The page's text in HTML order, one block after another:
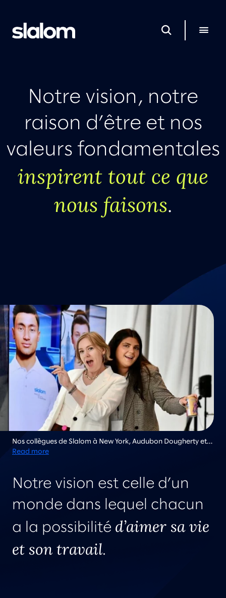
Notre vision, notre
raison d’être et nos
valeurs fondamentales
inspirent tout ce que
nous faisons.
Notre vision est celle d’un
monde dans lequel chacun
a la possibilité d’aimer sa vie
et son travail.
Nos collègues de Slalom à New York, Audubon Dougherty et
Jenna Ficula, célèbrent l’ouverture du Slalom Element Lab212
créativité tout en explorant à nos côtés des solutions
Read more